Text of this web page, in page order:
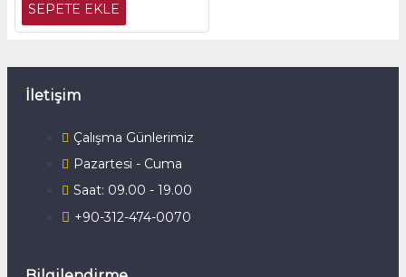
SEPETE EKLE
İletişim
Çalışma Günlerimiz
Pazartesi - Cuma
Saat: 09.00 - 19.00
+90-312-474-0070